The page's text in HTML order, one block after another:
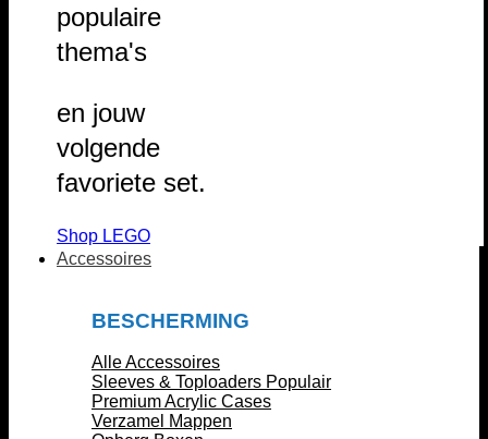
populaire
thema's
en jouw
volgende
favoriete set.
Shop LEGO
Accessoires
BESCHERMING
Alle Accessoires
Sleeves & Toploaders
Premium Acrylic Cases
Verzamel Mappen